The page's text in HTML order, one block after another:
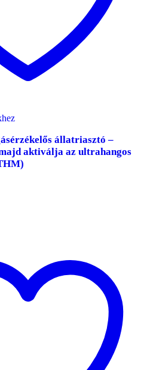
állatriasztó –
aktiválja az ultrahangos